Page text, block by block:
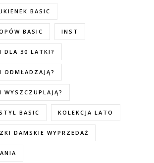
BASIC
BASIC INST
DLA 30 LATKI?
ODMŁADZAJĄ?
WYSZCZUPLAJĄ?
BASIC KOLEKCJA LATO
DAMSKIE WYPRZEDAŻ